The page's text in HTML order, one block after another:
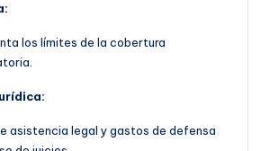
los límites de la cobertura
asistencia legal y gastos de defensa